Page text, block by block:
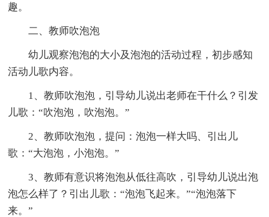
趣。
二、教师吹泡泡
幼儿观察泡泡的大小及泡泡的活动过程，初步感知
活动儿歌内容。
1、教师吹泡泡，引导幼儿说出老师在干什么？引发
儿歌：“吹泡泡，吹泡泡。”
2、教师吹泡泡，提问：泡泡一样大吗、引出儿
歌：“大泡泡，小泡泡。”
3、教师有意识将泡泡从低往高吹，引导幼儿说出泡
泡怎么样了？引出儿歌：“泡泡飞起来。”“泡泡落下
来。”